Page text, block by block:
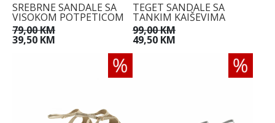
SREBRNE SANDALE SA
VISOKOM POTPETICOM
79,00 KM
39,50 KM
TEGET SANDALE SA
TANKIM KAIŠEVIMA
99,00 KM
49,50 KM